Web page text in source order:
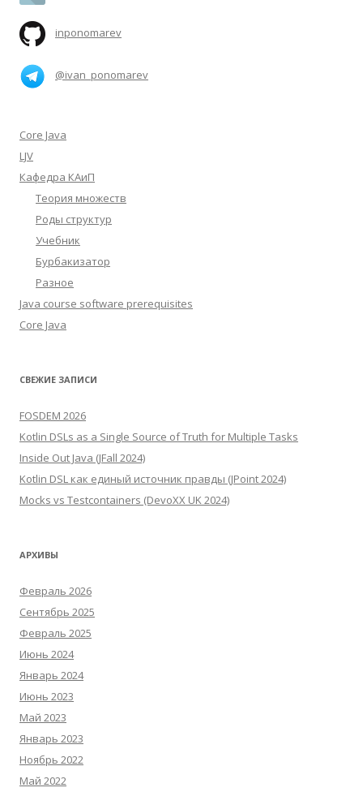
inponomarev
@ivan_ponomarev
Core Java
LJV
Кафедра КАиП
Теория множеств
Роды структур
Учебник
Бурбакизатор
Разное
Java course software prerequisites
Core Java
СВЕЖИЕ ЗАПИСИ
FOSDEM 2026
Kotlin DSLs as a Single Source of Truth for Multiple Tasks
Inside Out Java (JFall 2024)
Kotlin DSL как единый источник правды (JPoint 2024)
Mocks vs Testcontainers (DevoXX UK 2024)
АРХИВЫ
Февраль 2026
Сентябрь 2025
Февраль 2025
Июнь 2024
Январь 2024
Июнь 2023
Май 2023
Январь 2023
Ноябрь 2022
Май 2022